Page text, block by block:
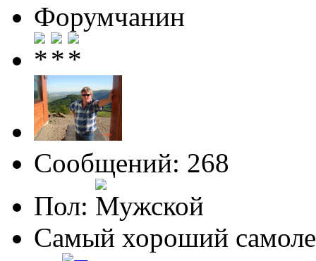
Форумчанин
Сообщений: 268
Пол:
Самый хороший